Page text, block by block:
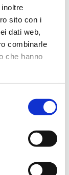
sito con i
dati web,
combinarle
che hanno